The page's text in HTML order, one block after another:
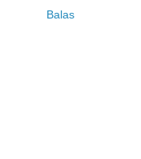
Balas